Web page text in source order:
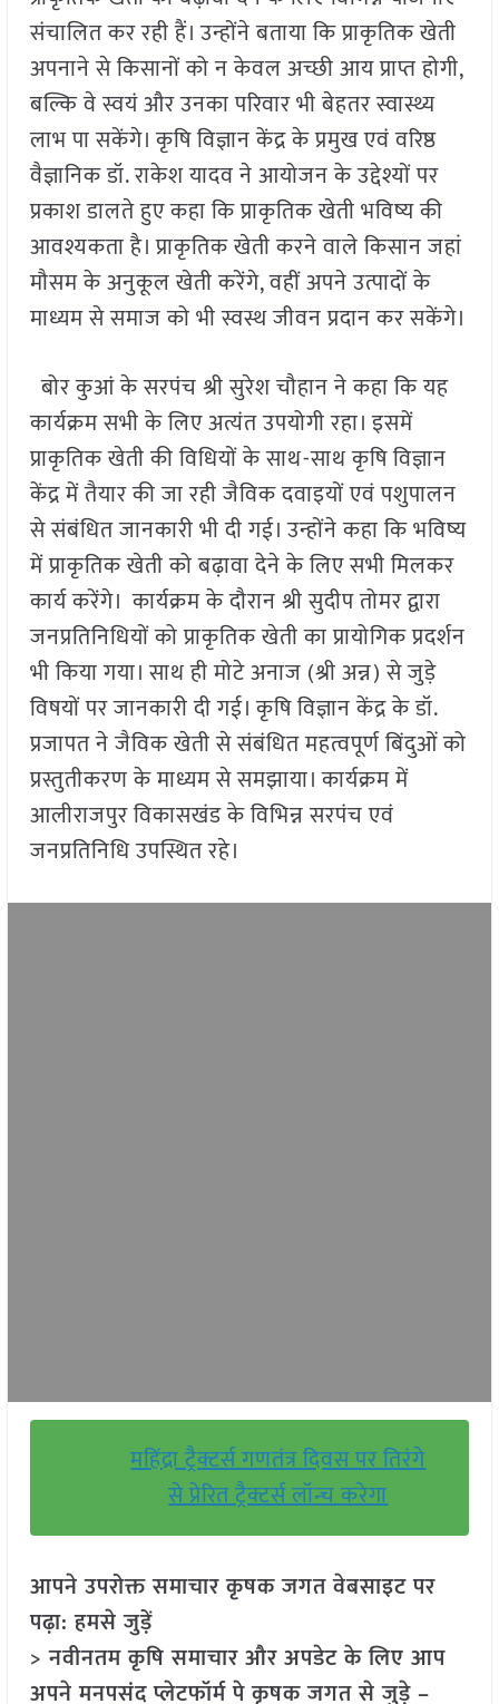
संचालित कर रही हैं। उन्होंने बताया कि प्राकृतिक खेती
अपनाने से किसानों को न केवल अच्छी आय प्राप्त होगी,
बल्कि वे स्वयं और उनका परिवार भी बेहतर स्वास्थ्य
लाभ पा सकेंगे। कृषि विज्ञान केंद्र के प्रमुख एवं वरिष्ठ
वैज्ञानिक डॉ. राकेश यादव ने आयोजन के उद्देश्यों पर
प्रकाश डालते हुए कहा कि प्राकृतिक खेती भविष्य की
आवश्यकता है। प्राकृतिक खेती करने वाले किसान जहां
मौसम के अनुकूल खेती करेंगे, वहीं अपने उत्पादों के
माध्यम से समाज को भी स्वस्थ जीवन प्रदान कर सकेंगे।
बोर कुआं के सरपंच श्री सुरेश चौहान ने कहा कि यह
कार्यक्रम सभी के लिए अत्यंत उपयोगी रहा। इसमें
प्राकृतिक खेती की विधियों के साथ-साथ कृषि विज्ञान
केंद्र में तैयार की जा रही जैविक दवाइयों एवं पशुपालन
से संबंधित जानकारी भी दी गई। उन्होंने कहा कि भविष्य
में प्राकृतिक खेती को बढ़ावा देने के लिए सभी मिलकर
कार्य करेंगे। कार्यक्रम के दौरान श्री सुदीप तोमर द्वारा
जनप्रतिनिधियों को प्राकृतिक खेती का प्रायोगिक प्रदर्शन
भी किया गया। साथ ही मोटे अनाज (श्री अन्न) से जुड़े
विषयों पर जानकारी दी गई। कृषि विज्ञान केंद्र के डॉ.
प्रजापत ने जैविक खेती से संबंधित महत्वपूर्ण बिंदुओं को
प्रस्तुतीकरण के माध्यम से समझाया। कार्यक्रम में
आलीराजपुर विकासखंड के विभिन्न सरपंच एवं
जनप्रतिनिधि उपस्थित रहे।
महिंद्रा ट्रैक्टर्स गणतंत्र दिवस पर तिरंगे
से प्रेरित ट्रैक्टर्स लॉन्च करेगा
आपने उपरोक्त समाचार कृषक जगत वेबसाइट पर
पढ़ा: हमसे जुड़ें
> नवीनतम कृषि समाचार और अपडेट के लिए आप
अपने मनपसंद प्लेटफॉर्म पे कृषक जगत से जुड़े –